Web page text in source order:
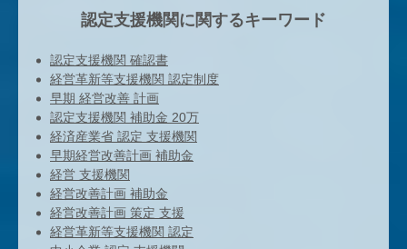
認定支援機関に関するキーワード
認定支援機関 確認書
経営革新等支援機関 認定制度
早期 経営改善 計画
認定支援機関 補助金 20万
経済産業省 認定 支援機関
早期経営改善計画 補助金
経営 支援機関
経営改善計画 補助金
経営改善計画 策定 支援
経営革新等支援機関 認定